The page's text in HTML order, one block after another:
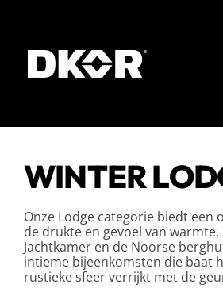
WINTER
Onze Lodge categorie biedt een
de drukte en gevoel van warmte.
Jachtkamer en de Noorse
intieme bijeenkomsten die baat
rustieke sfeer verrijkt met de